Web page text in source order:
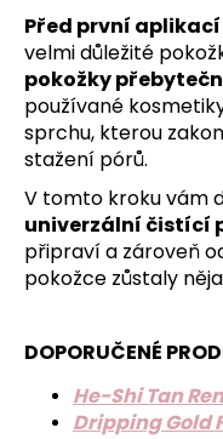
Před první aplikací
velmi důležité
pokožky
používané
sprchu, kterou
stažení pórů.
V tomto kroku vám
univerzální čistící
připraví a zároveň
pokožce zůstaly
DOPORUČENÉ
He-Shi Tan
Dripping Gold
m
e